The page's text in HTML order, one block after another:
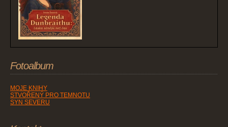
Fotoalbum
MOJE KNIHY
STVOŘENÝ PRO TEMNOTU
SYN SEVERU